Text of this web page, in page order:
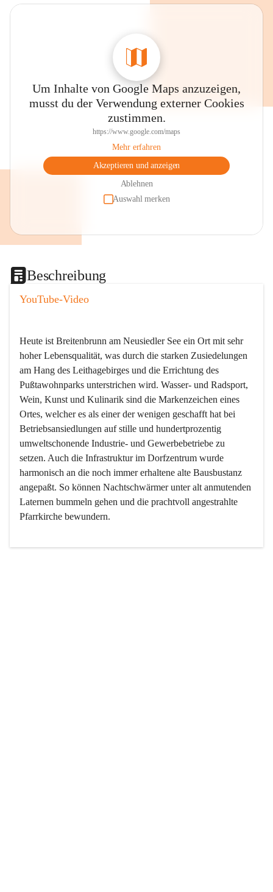
Um Inhalte von Google Maps anzuzeigen,
musst du der Verwendung externer Cookies
zustimmen.
https://www.google.com/maps
Mehr erfahren
Akzeptieren und anzeigen
Ablehnen
Auswahl merken
Beschreibung
YouTube-Video
Heute ist Breitenbrunn am Neusiedler See ein Ort mit sehr
hoher Lebensqualität, was durch die starken Zusiedelungen
am Hang des Leithagebirges und die Errichtung des
Pußtawohnparks unterstrichen wird. Wasser- und Radsport,
Wein, Kunst und Kulinarik sind die Markenzeichen eines
Ortes, welcher es als einer der wenigen geschafft hat bei
Betriebsansiedlungen auf stille und hundertprozentig
umweltschonende Industrie- und Gewerbebetriebe zu
setzen. Auch die Infrastruktur im Dorfzentrum wurde
harmonisch an die noch immer erhaltene alte Bausbustanz
angepaßt. So können Nachtschwärmer unter alt anmutenden
Laternen bummeln gehen und die prachtvoll angestrahlte
Pfarrkirche bewundern.
Der Weinbau dominert heute nicht mehr, ist aber integrativer